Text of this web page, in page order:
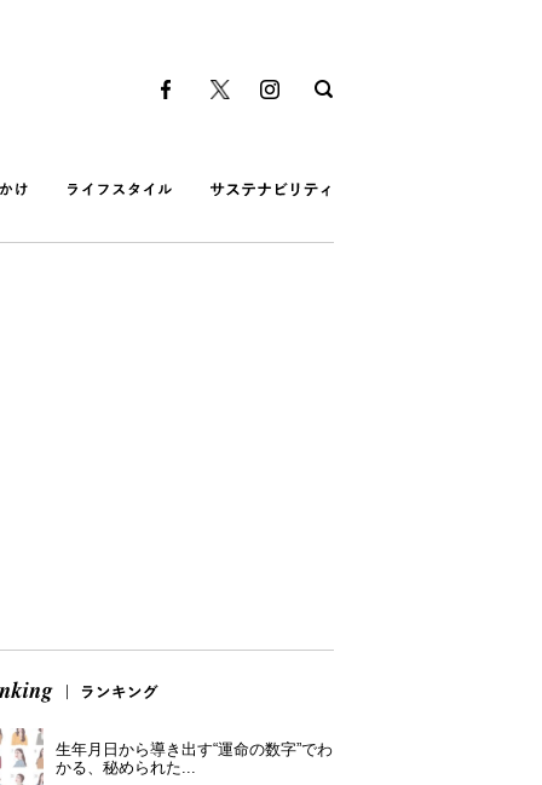
生年月日から導き出す“運命の数字”でわ
かる、秘められた...